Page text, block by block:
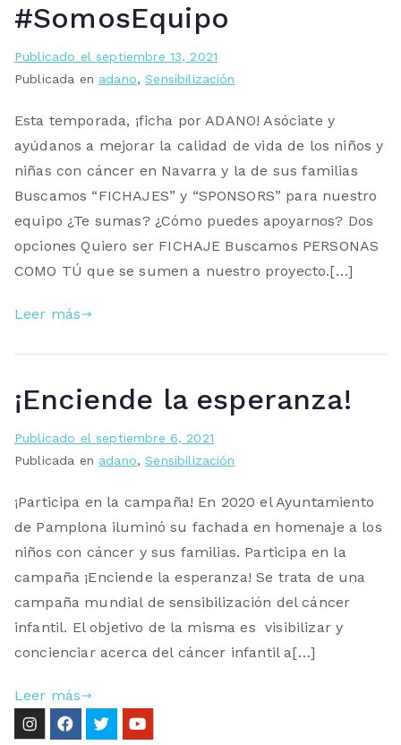
#SomosEquipo
Publicado elseptiembre 13, 2021
Publicada en adano,Sensibilización
Esta temporada, ¡ficha por ADANO! Asóciate y
ayúdanos a mejorar la calidad de vida de los niños y
niñas con cáncer en Navarra y la de sus familias
Buscamos “FICHAJES” y “SPONSORS” para nuestro
equipo ¿Te sumas? ¿Cómo puedes apoyarnos? Dos
opciones Quiero ser FICHAJE Buscamos PERSONAS
COMO TÚ que se sumen a nuestro proyecto.[…]
Leer más
¡Enciende la esperanza!
Publicado elseptiembre 6, 2021
Publicada en adano,Sensibilización
¡Participa en la campaña! En 2020 el Ayuntamiento
de Pamplona iluminó su fachada en homenaje a los
niños con cáncer y sus familias. Participa en la
campaña ¡Enciende la esperanza! Se trata de una
campaña mundial de sensibilización del cáncer
infantil. El objetivo de la misma es visibilizar y
concienciar acerca del cáncer infantil a[…]
Leer más